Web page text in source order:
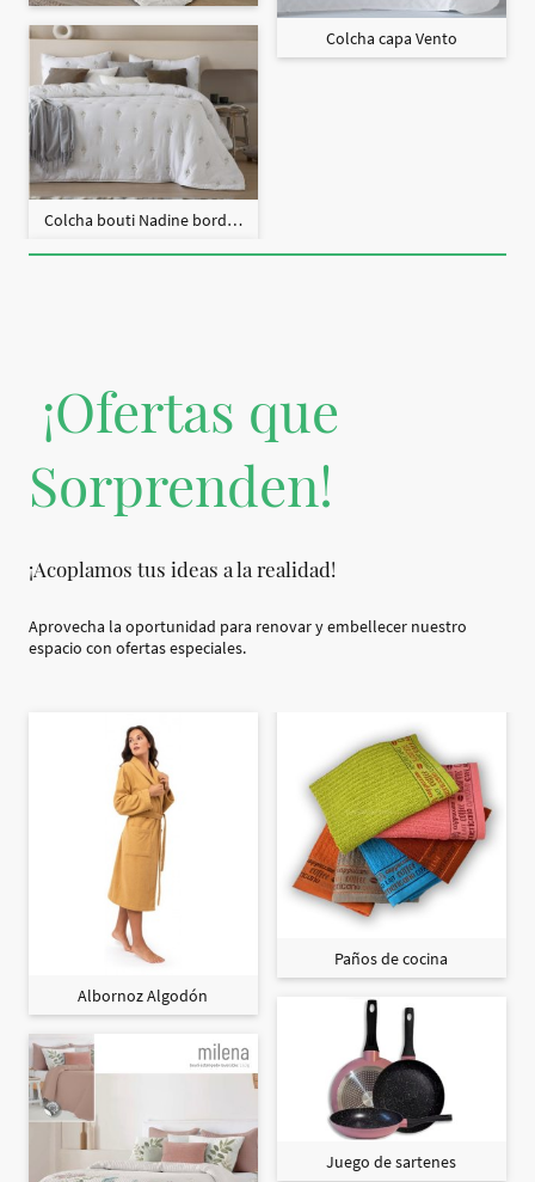
Colcha bouti Nadine bordado + fundas cojín
Colcha capa Vento
¡Ofertas que
Sorprenden!
¡Acoplamos tus ideas a la realidad!
Aprovecha la oportunidad para renovar y embellecer nuestro
espacio con ofertas especiales.
Albornoz Algodón
Paños de cocina
Juego de sartenes